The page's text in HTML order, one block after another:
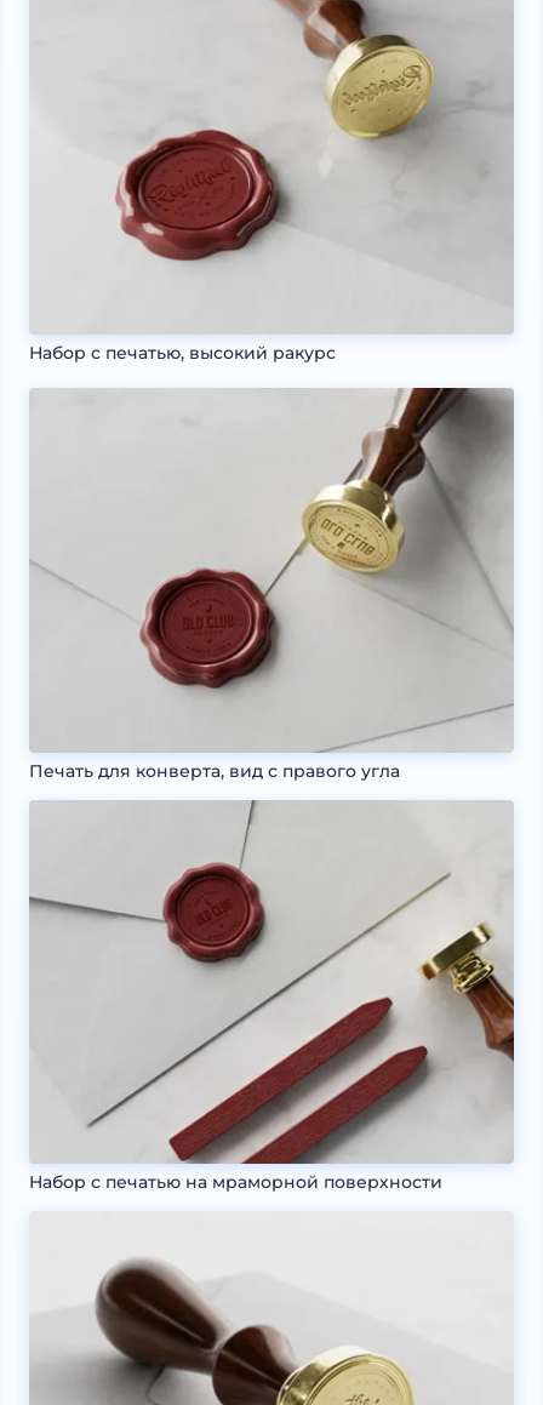
Набор с печатью, высокий ракурс
Печать для конверта, вид с правого угла
Набор с печатью на мраморной поверхности